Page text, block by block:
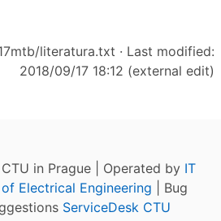
literatura.txt · Last modified:
2018/09/17 18:12 (external edit)
in Prague | Operated by IT
Electrical Engineering | Bug
ServiceDesk CTU